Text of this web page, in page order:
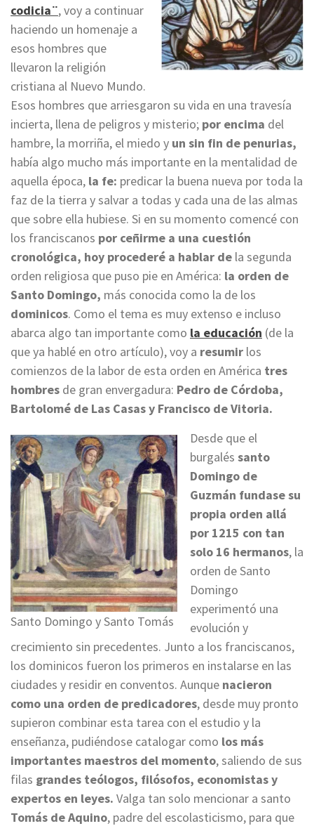
codicia¨, voy a continuar
haciendo un homenaje a
esos hombres que
llevaron la religión
cristiana al Nuevo Mundo.
Esos hombres que arriesgaron su vida en una travesía
incierta, llena de peligros y misterio; por encima del
hambre, la morriña, el miedo y un sin fin de penurias,
había algo mucho más importante en la mentalidad de
aquella época, la fe: predicar la buena nueva por toda la
faz de la tierra y salvar a todas y cada una de las almas
que sobre ella hubiese. Si en su momento comencé con
los franciscanos por ceñirme a una cuestión
cronológica, hoy procederé a hablar de la segunda
orden religiosa que puso pie en América: la orden de
Santo Domingo, más conocida como la de los
dominicos. Como el tema es muy extenso e incluso
abarca algo tan importante como la educación (de la
que ya hablé en otro artículo), voy a resumir los
comienzos de la labor de esta orden en América tres
hombres de gran envergadura: Pedro de Córdoba,
Bartolomé de Las Casas y Francisco de Vitoria.
Santo Domingo y Santo Tomás
Desde que el
burgalés santo
Domingo de
Guzmán fundase su
propia orden allá
por 1215 con tan
solo 16 hermanos, la
orden de Santo
Domingo
experimentó una
evolución y
crecimiento sin precedentes. Junto a los franciscanos,
los dominicos fueron los primeros en instalarse en las
ciudades y residir en conventos. Aunque nacieron
como una orden de predicadores, desde muy pronto
supieron combinar esta tarea con el estudio y la
enseñanza, pudiéndose catalogar como los más
importantes maestros del momento, saliendo de sus
filas grandes teólogos, filósofos, economistas y
expertos en leyes. Valga tan solo mencionar a santo
Tomás de Aquino, padre del escolasticismo, para que